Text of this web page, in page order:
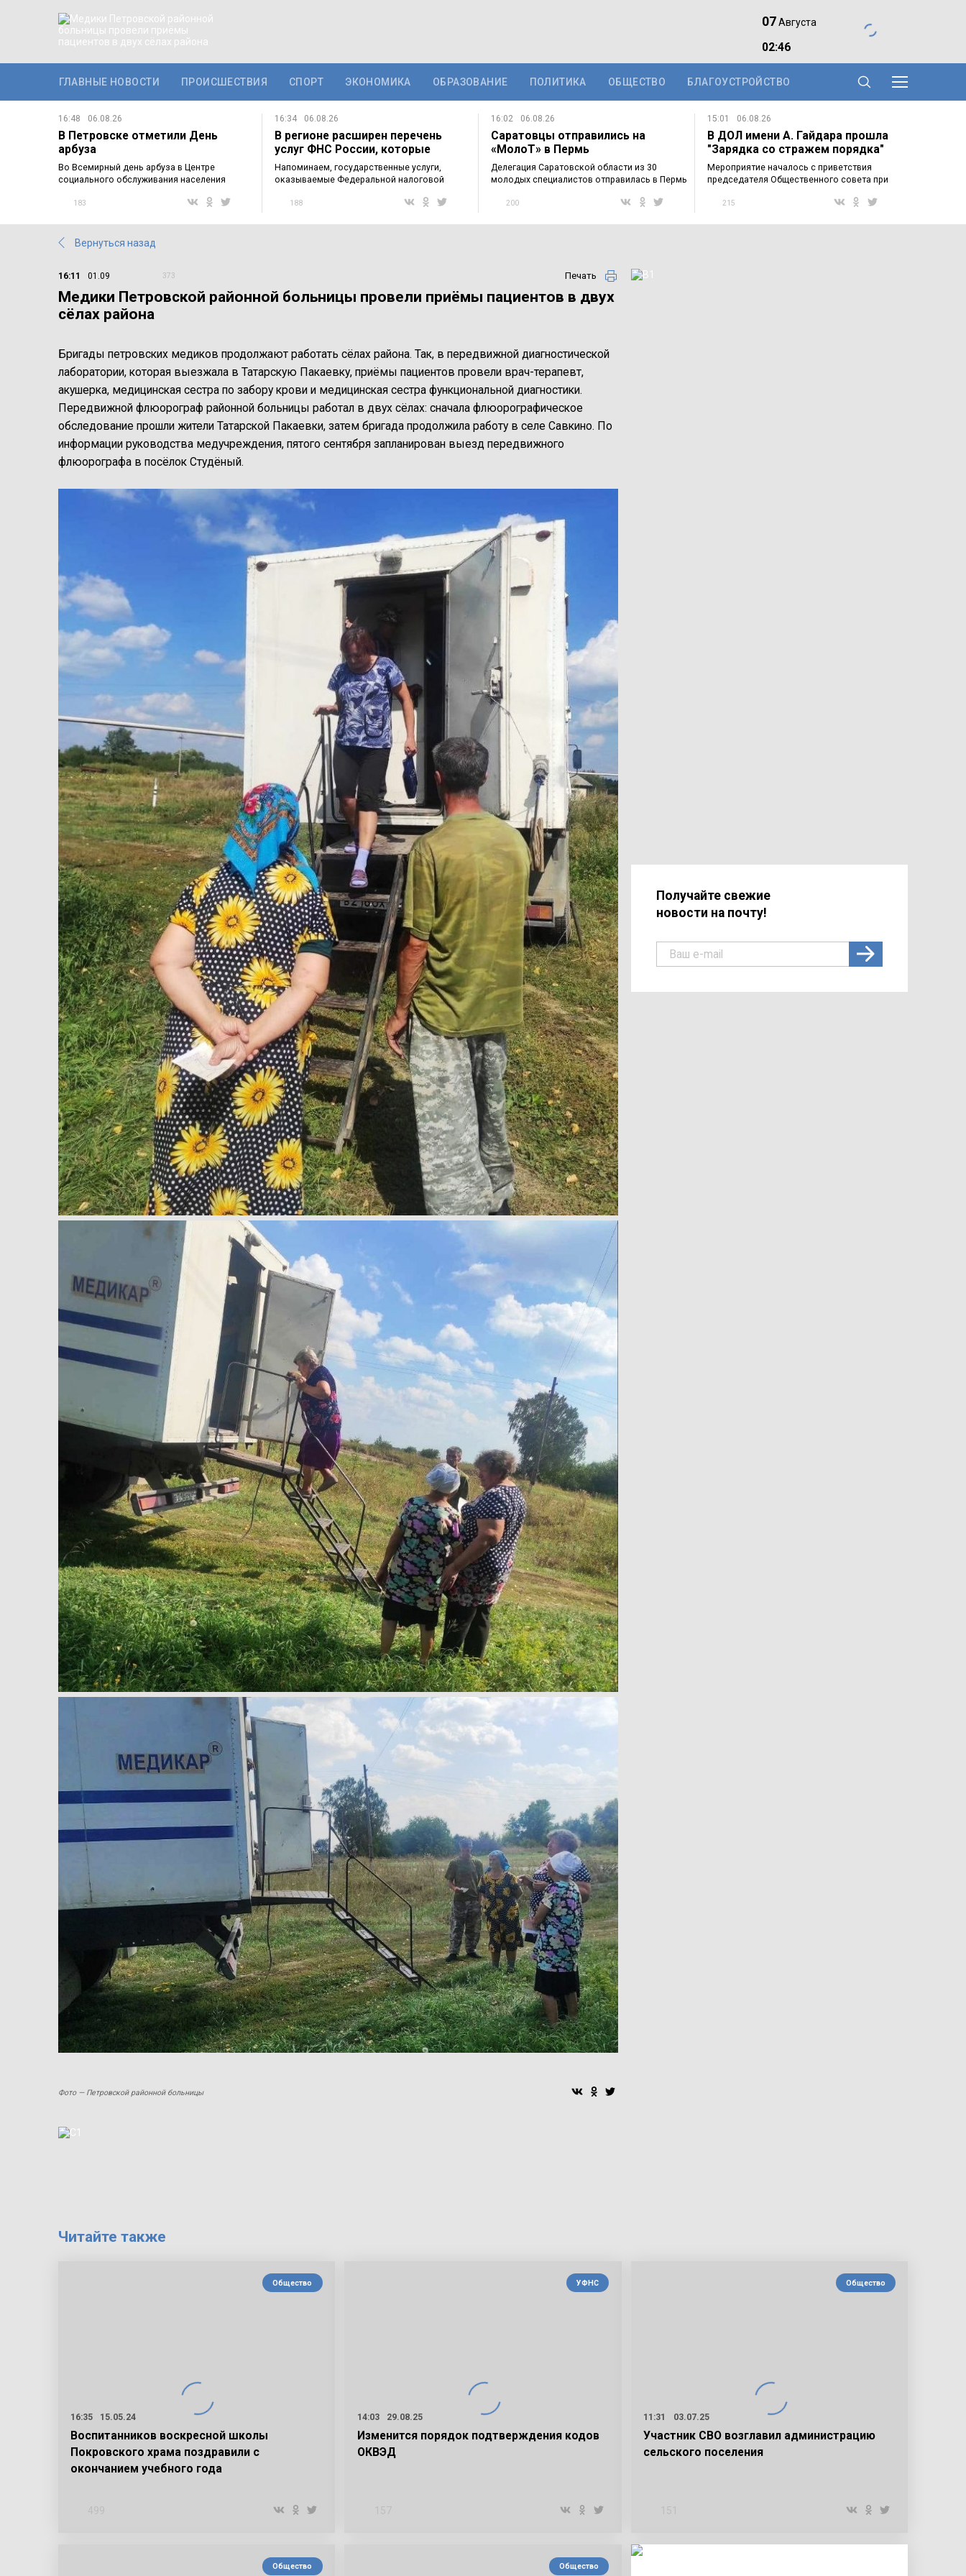
07Августа
02:46
ГЛАВНЫЕ НОВОСТИ ПРОИСШЕСТВИЯ СПОРТ ЭКОНОМИКА ОБРАЗОВАНИЕ ПОЛИТИКА ОБЩЕСТВО БЛАГОУСТРОЙСТВО
16:48 06.08.26
В Петровске отметили День
арбуза
Во Всемирный день арбуза в Центре
социального обслуживания населения
183
16:34 06.08.26
В регионе расширен перечень
услуг ФНС России, которые
можно получить…
Напоминаем, государственные услуги,
оказываемые Федеральной налоговой
188
16:02 06.08.26
Саратовцы отправились на
«МолоТ» в Пермь
Делегация Саратовской области из 30
молодых специалистов отправилась в Пермь
200
15:01 06.08.26
В ДОЛ имени А. Гайдара прошла
"Зарядка со стражем порядка"
Мероприятие началось с приветствия
председателя Общественного совета при
215
Вернуться назад
16:11 01.09 373 Печать
Медики Петровской районной больницы провели приёмы пациентов в двух
сёлах района
Бригады петровских медиков продолжают работать сёлах района. Так, в передвижной диагностической
лаборатории, которая выезжала в Татарскую Пакаевку, приёмы пациентов провели врач-терапевт,
акушерка, медицинская сестра по забору крови и медицинская сестра функциональной диагностики.
Передвижной флюорограф районной больницы работал в двух сёлах: сначала флюорографическое
обследование прошли жители Татарской Пакаевки, затем бригада продолжила работу в селе Савкино. По
информации руководства медучреждения, пятого сентября запланирован выезд передвижного
флюорографа в посёлок Студёный.
Фото — Петровской районной больницы
Получайте свежие
новости на почту!
Читайте также
Общество
16:35 15.05.24
Воспитанников воскресной школы
Покровского храма поздравили с
окончанием учебного года
УФНС
14:03 29.08.25
Изменится порядок подтверждения кодов
ОКВЭД
Общество
11:31 03.07.25
Участник СВО возглавил администрацию
сельского поселения
Общество Общество